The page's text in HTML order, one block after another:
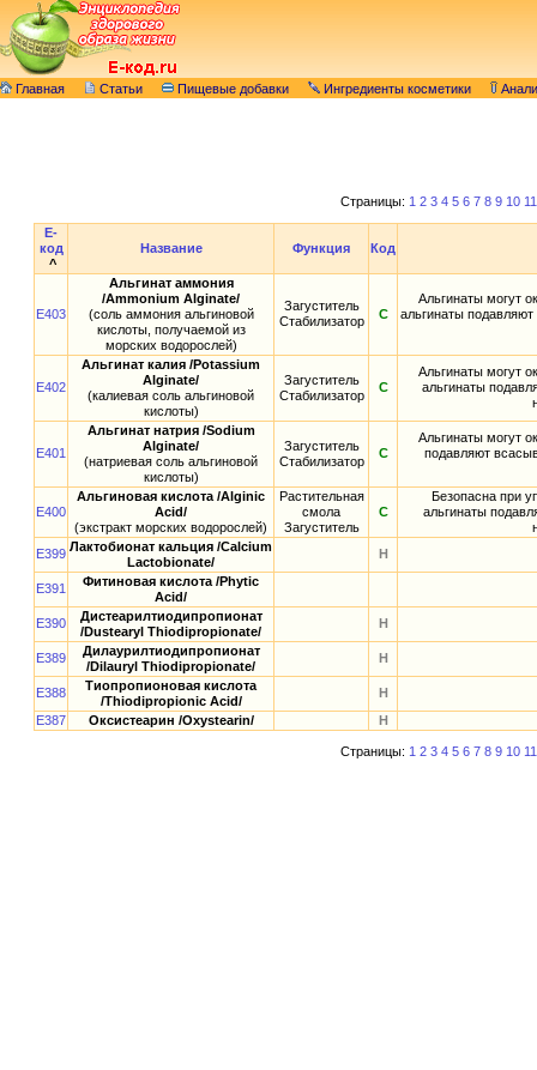
Главная Статьи Пищевые добавки Ингредиенты косметики
Страницы: 1 2 3 4 5 6 7 8 9 10 11
E-
код
^
Название Функция Код
E403
Альгинат аммония
/Ammonium Alginate/
(соль аммония альгиновой
кислоты, получаемой из
морских водорослей)
Загуститель
Стабилизатор
С
Альгинаты могут
альгинаты
E402
Альгинат калия /Potassium
Alginate/
(калиевая соль альгиновой
кислоты)
Загуститель
Стабилизатор
С
Альгинаты могут
альгинаты
E401
Альгинат натрия /Sodium
Alginate/
(натриевая соль альгиновой
кислоты)
Загуститель
Стабилизатор
С
Альгинаты могут
подавляют
E400
Альгиновая кислота /Alginic
Acid/
(экстракт морских водорослей)
Растительная
смола
Загуститель
С
Безопасна при
альгинаты
E399 Лактобионат кальция /Calcium
Lactobionate/
Н
E391
Фитиновая кислота /Phytic
Acid/
E390
Дистеарилтиодипропионат
/Dustearyl Thiodipropionate/
Н
E389
Дилаурилтиодипропионат
/Dilauryl Thiodipropionate/
Н
E388
Тиопропионовая кислота
/Thiodipropionic Acid/
Н
E387
Оксистеарин /Oxystearin/ Н
Страницы: 1 2 3 4 5 6 7 8 9 10 11